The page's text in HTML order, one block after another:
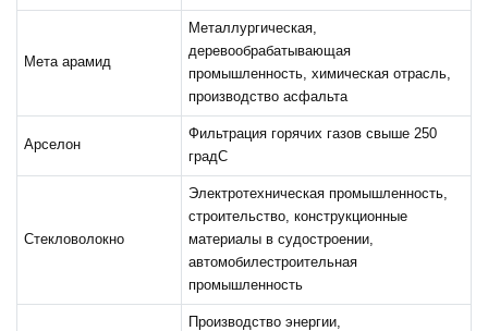
Мета арамид
Металлургическая,
деревообрабатывающая
промышленность, химическая отрасль,
производство асфальта
Арселон
Фильтрация горячих газов свыше 250
градС
Стекловолокно
Электротехническая промышленность,
строительство, конструкционные
материалы в судостроении,
автомобилестроительная
промышленность
Производство энергии,